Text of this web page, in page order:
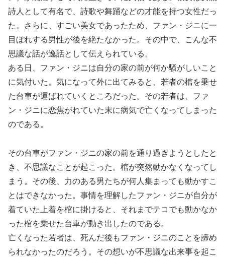
詩人として有名で、詩歌や舞踊などの才能を持つ女性だっ
た。さらに、すごい美女であったため、ファン・ジニに一
目ぼれする男性が後を絶たなかった。その中で、こんな不
思議な話が逸話として伝えられている。
ある日、ファン・ジニは自分の家の前が何か騒がしいこと
に気付いた。気になって外に出てみると、若者の棺を乗せ
た台車が運ばれていくところだった。その若者は、ファ
ン・ジニに恋焦がれていた末に病気で亡くなってしまった
のである。
その台車がファン・ジニの家の前を通り過ぎようとしたと
き、不思議なことが起こった。棺が突然動かなくなってし
まう。その後、力のある男たちが何人集まっても動かすこ
とはできなかった。事情を理解したファン・ジニが自分が
着ていた上着を棺に掛けると、それまでテコでも動かなか
った棺を乗せた台車が動き出したのである。
亡くなった若者は、死んだ後もファン・ジニのことを諦め
られなかったのだろう。その想いが不思議な出来事を起こ